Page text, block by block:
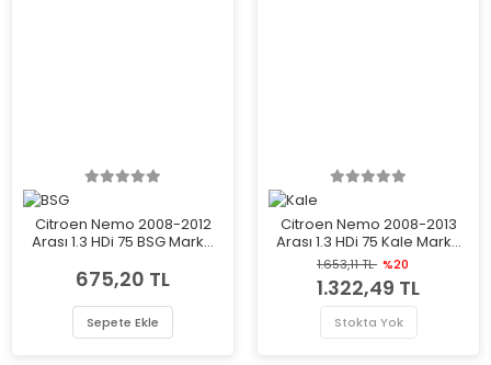
Citroen Nemo 2008-2012
Arası 1.3 HDi 75 BSG Marka
675,20 TL
Sepete Ekle
Citroen Nemo 2008-2013
Arası 1.3 HDi 75 Kale Marka
Ön Balata
1.653,11 TL %20
1.322,49 TL
Stokta Yok